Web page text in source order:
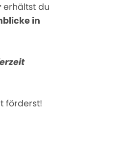
erhältst du
in
förderst!